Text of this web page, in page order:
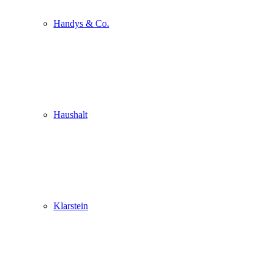
Handys & Co.
Haushalt
Klarstein